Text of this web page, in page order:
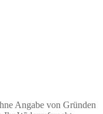
Angabe von Gründen